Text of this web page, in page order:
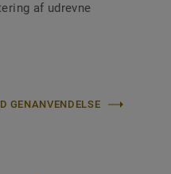
af udrevne
GENANVENDELSE